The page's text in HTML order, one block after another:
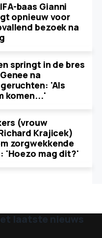
baas Gianni
opnieuw voor
bezoek na
springt in de bres
na
'Als
komen...'
(vrouw
Krajicek)
zorgwekkende
'Hoezo mag dit?'
laatste nieuws